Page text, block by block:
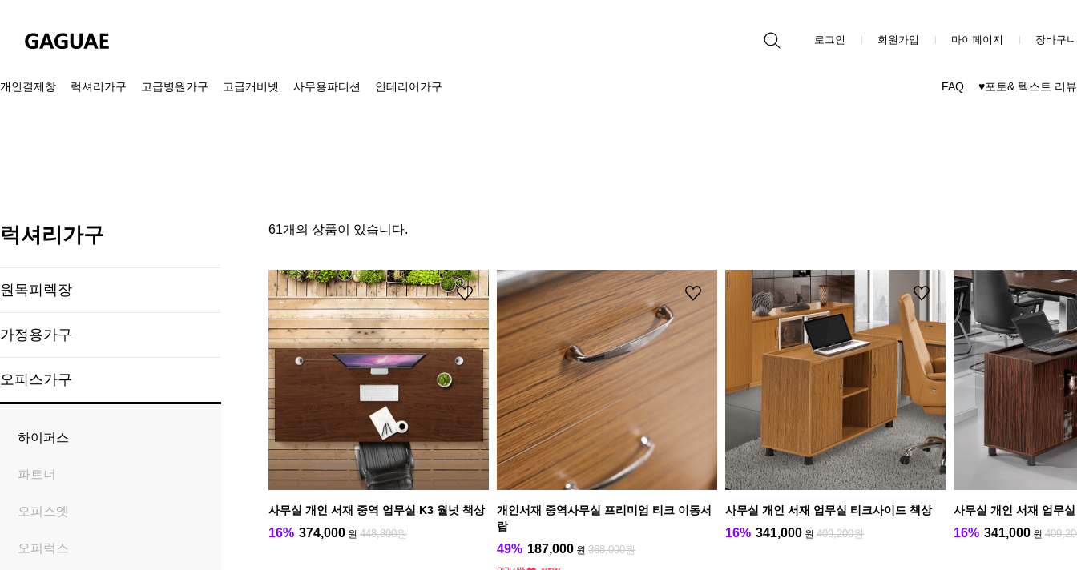
로그인 회원가입 마이페이지 장바구니
개인결제창 럭셔리가구 고급병원가구 고급캐비넷 사무용파티션 인테리어가구 FAQ ♥포토& 텍스트 리뷰
럭셔리가구
원목피렉장
가정용가구
오피스가구
하이퍼스
파트너
오피스엣
오피럭스
61개의 상품이 있습니다.
사무실 개인 서재 중역 업무실 K3 월넛 책상
16% 374,000 원 448,800원
개인서재 중역사무실 프리미엄 티크 이동서
랍
49% 187,000 원 368,000원
사무실 개인 서재 업무실 티크사이드 책상
16% 341,000 원 409,200원
사무실 개인 서재 업무
16% 341,000 원